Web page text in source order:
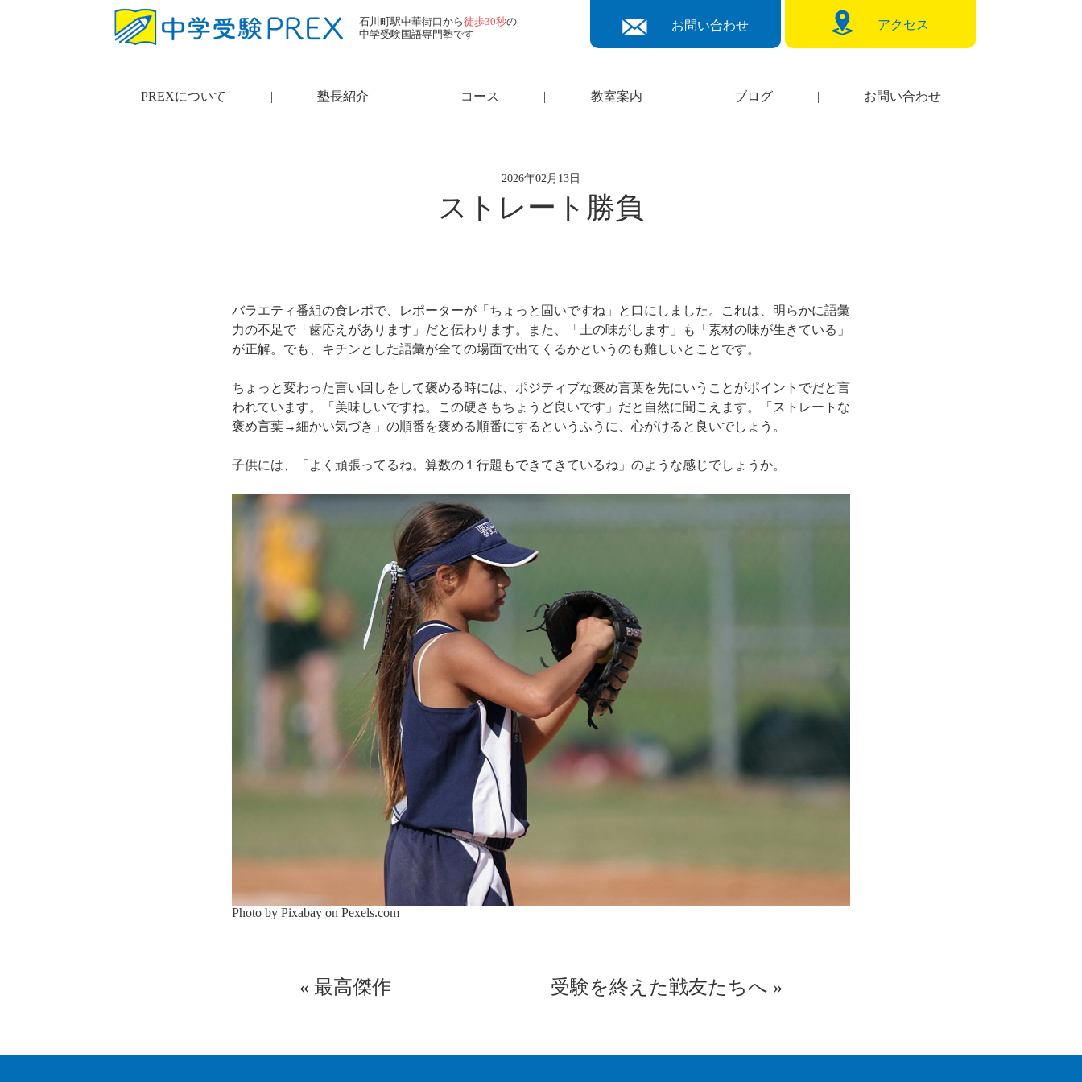
石川町駅中華街口から徒歩30秒の
中学受験国語専門塾です
お問い合わせ アクセス
PREXについて | 塾長紹介 | コース | 教室案内 | ブログ | お問い合わせ
2026年02月13日
ストレート勝負
バラエティ番組の食レポで、レポーターが「ちょっと固いですね」と口にしました。これは、明らかに語彙
力の不足で「歯応えがあります」だと伝わります。また、「土の味がします」も「素材の味が生きている」
が正解。でも、キチンとした語彙が全ての場面で出てくるかというのも難しいとことです。
ちょっと変わった言い回しをして褒める時には、ポジティブな褒め言葉を先にいうことがポイントでだと言
われています。「美味しいですね。この硬さもちょうど良いです」だと自然に聞こえます。「ストレートな
褒め言葉→細かい気づき」の順番を褒める順番にするというふうに、心がけると良いでしょう。
子供には、「よく頑張ってるね。算数の１行題もできてきているね」のような感じでしょうか。
Photo by Pixabay on Pexels.com
« 最高傑作 受験を終えた戦友たちへ »